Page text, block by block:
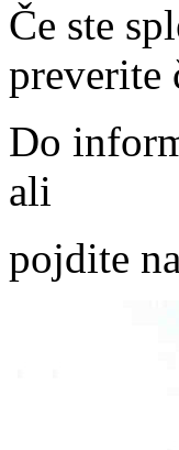
Če ste
preverite
Do
ali
pojdite na